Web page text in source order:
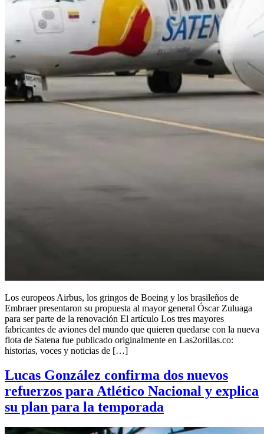
Los europeos Airbus, los gringos de Boeing y los brasileños de
Embraer presentaron su propuesta al mayor general Óscar Zuluaga
para ser parte de la renovación El artículo Los tres mayores
fabricantes de aviones del mundo que quieren quedarse con la nueva
flota de Satena fue publicado originalmente en Las2orillas.co:
historias, voces y noticias de […]
Lucas González confirma dos nuevos
refuerzos para Atlético Nacional y explica
su plan para la temporada